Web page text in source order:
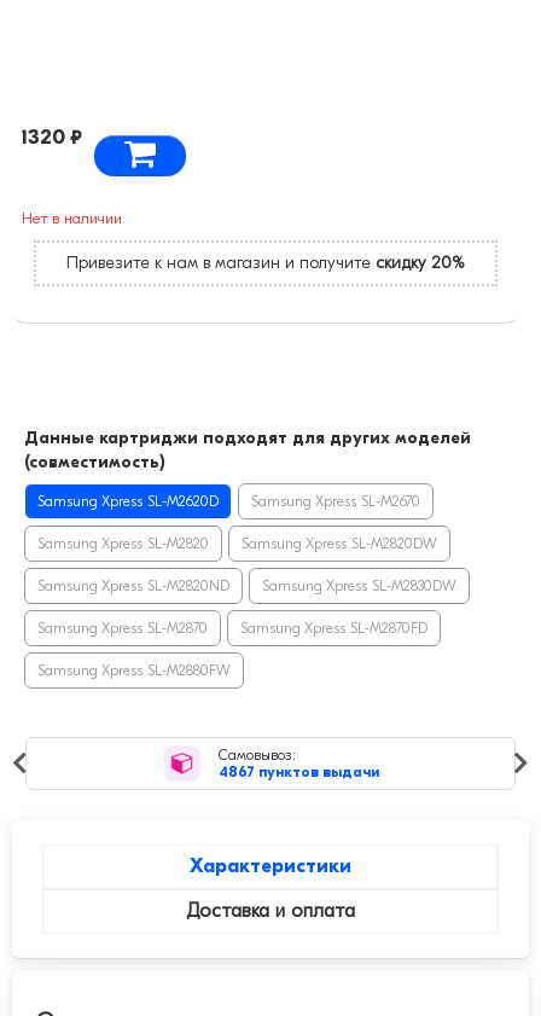
1320 ₽
Нет в наличии
Привезите к нам в магазин и получите скидку 20%
Данные картриджи подходят для других моделей
(совместимость)
Samsung Xpress SL-M2620D Samsung Xpress SL-M2670
Samsung Xpress SL-M2820 Samsung Xpress SL-M2820DW
Samsung Xpress SL-M2820ND Samsung Xpress SL-M2830DW
Samsung Xpress SL-M2870 Samsung Xpress SL-M2870FD
Samsung Xpress SL-M2880FW
Самовывоз:
4867 пунктов выдачи
Характеристики
Доставка и оплата